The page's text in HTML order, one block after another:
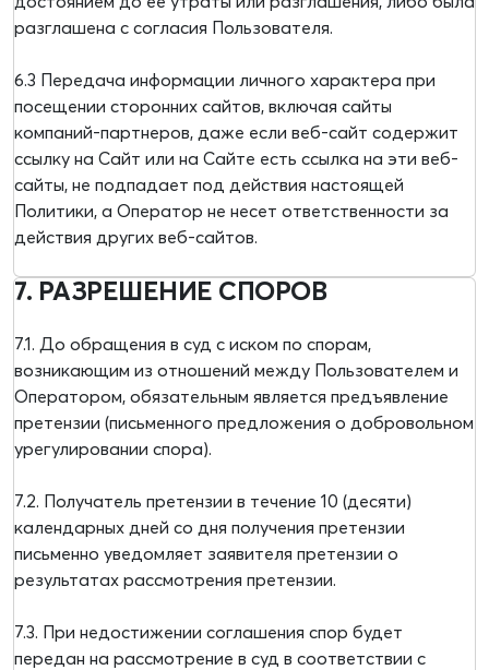
разглашена с согласия Пользователя.
6.3 Передача информации личного характера при
посещении сторонних сайтов, включая сайты
компаний-партнеров, даже если веб-сайт содержит
ссылку на Сайт или на Сайте есть ссылка на эти веб-
сайты, не подпадает под действия настоящей
Политики, а Оператор не несет ответственности за
действия других веб-сайтов.
7. РАЗРЕШЕНИЕ СПОРОВ
7.1. До обращения в суд с иском по спорам,
возникающим из отношений между Пользователем и
Оператором, обязательным является предъявление
претензии (письменного предложения о добровольном
урегулировании спора).
7.2. Получатель претензии в течение 10 (десяти)
календарных дней со дня получения претензии
письменно уведомляет заявителя претензии о
результатах рассмотрения претензии.
7.3. При недостижении соглашения спор будет
передан на рассмотрение в суд в соответствии с